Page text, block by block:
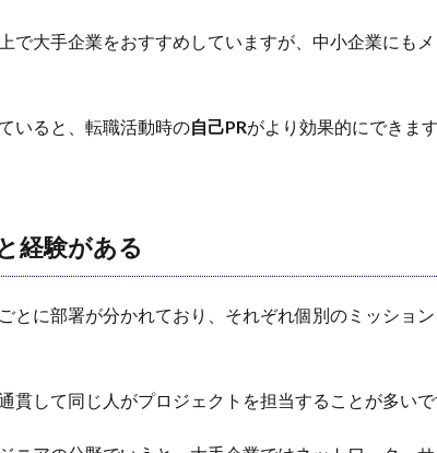
で大手企業をおすすめしていますが、中小企業にも
いると、転職活動時の自己PRがより効果的にできま
経験がある
とに部署が分かれており、それぞれ個別のミッショ
貫して同じ人がプロジェクトを担当することが多いで